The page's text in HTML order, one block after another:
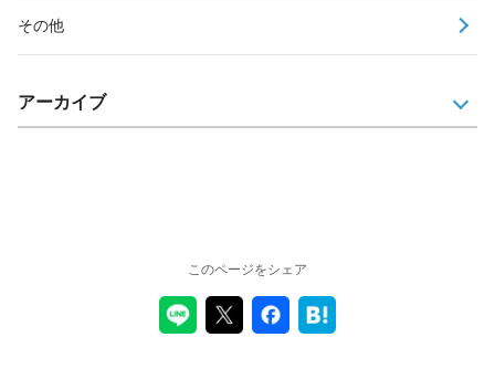
その他
アーカイブ
このページをシェア